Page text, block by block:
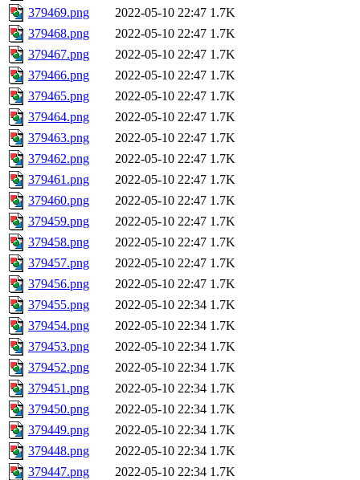
379469.png
2022-05-10 22:47 1.7K
379468.png
2022-05-10 22:47 1.7K
379467.png
2022-05-10 22:47 1.7K
379466.png
2022-05-10 22:47 1.7K
379465.png
2022-05-10 22:47 1.7K
379464.png
2022-05-10 22:47 1.7K
379463.png
2022-05-10 22:47 1.7K
379462.png
2022-05-10 22:47 1.7K
379461.png
2022-05-10 22:47 1.7K
379460.png
2022-05-10 22:47 1.7K
379459.png
2022-05-10 22:47 1.7K
379458.png
2022-05-10 22:47 1.7K
379457.png
2022-05-10 22:47 1.7K
379456.png
2022-05-10 22:47 1.7K
379455.png
2022-05-10 22:34 1.7K
379454.png
2022-05-10 22:34 1.7K
379453.png
2022-05-10 22:34 1.7K
379452.png
2022-05-10 22:34 1.7K
379451.png
2022-05-10 22:34 1.7K
379450.png
2022-05-10 22:34 1.7K
379449.png
2022-05-10 22:34 1.7K
379448.png
2022-05-10 22:34 1.7K
379447.png
2022-05-10 22:34 1.7K